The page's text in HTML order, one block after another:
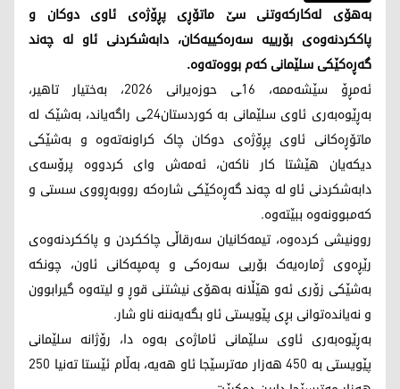
بەهۆی لەکارکەوتنی سێ ماتۆڕی پڕۆژەی ئاوی دوکان و
پاککردنەوەی بۆرییە سەرەکییەکان، دابەشکردنی ئاو لە چەند
گەڕەکێکی سلێمانی کەم بووەتەوە.
ئەمڕۆ سێشەممە، 16ـی حوزەیرانی 2026، بەختیار تاهیر،
بەڕێوەبەری ئاوی سلێمانی بە کوردستان24ـی راگەیاند، بەشێک لە
ماتۆڕەکانی ئاوی پڕۆژەی دوکان چاک کراونەتەوە و بەشێکی
دیکەیان هێشتا کار ناکەن، ئەمەش وای کردووە پرۆسەی
دابەشکردنی ئاو لە چەند گەڕەکێکی شارەکە رووبەڕووی سستی و
کەمبوونەوە ببێتەوە.
روونیشی کردەوە، تیمەکانیان سەرقاڵی چاککردن و پاککردنەوەی
رێڕەوی ژمارەیەک بۆریی سەرەکی و پەمپەکانی ئاون، چونکە
بەشێکی زۆری ئەو هێڵانە بەهۆی نیشتنی قوڕ و لیتەوە گیرابوون
و نەیاندەتوانی بڕی پێویستی ئاو بگەیەننە ناو شار.
بەڕێوەبەری ئاوی سلێمانی ئاماژەی بەوە دا، رۆژانە سلێمانی
پێویستی بە 450 هەزار مەترسێجا ئاو هەیە، بەڵام ئێستا تەنیا 250